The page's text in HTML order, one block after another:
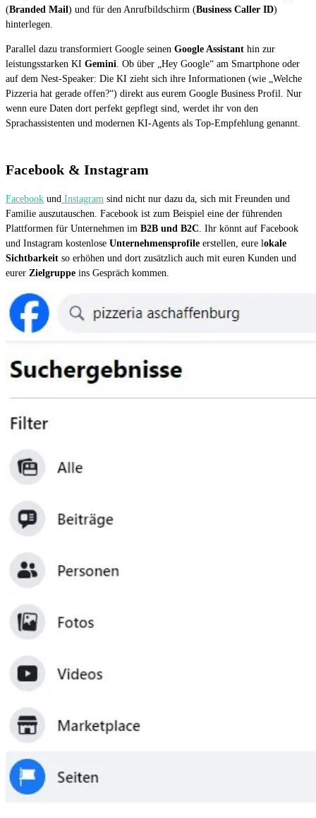
(Branded Mail) und für den Anrufbildschirm (Business Caller ID)
hinterlegen.
Parallel dazu transformiert Google seinen Google Assistant hin zur
leistungsstarken KI Gemini . Ob über „Hey Google“ am Smartphone oder
auf dem Nest-Speaker: Die KI zieht sich ihre Informationen (wie „Welche
Pizzeria hat gerade offen?“) direkt aus eurem Google Business Profil. Nur
wenn eure Daten dort perfekt gepflegt sind, werdet ihr von den
Sprachassistenten und modernen KI-Agents als Top-Empfehlung genannt.
Facebook & Instagram
Facebook und Instagram sind nicht nur dazu da, sich mit Freunden und
Familie auszutauschen. Facebook ist zum Beispiel eine der führenden
Plattformen für Unternehmen im B2B und B2C . Ihr könnt auf Facebook
und Instagram kostenlose Unternehmensprofile erstellen, eure lokale
Sichtbarkeit so erhöhen und dort zusätzlich auch mit euren Kunden und
eurer Zielgruppe ins Gespräch kommen.